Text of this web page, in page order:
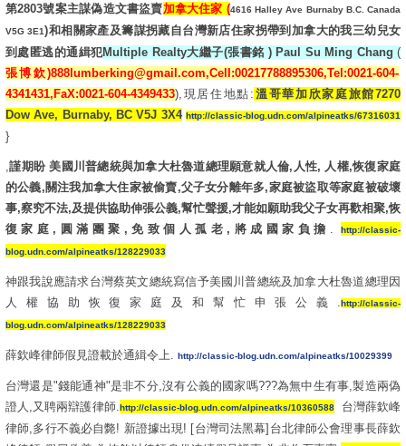
第2803號案主謀偽造文書盜賣加拿大住家 (4616 Halley Ave Burnaby B.C. Canada
V5G 3E1 )和相關家產及籌謀拐藏自台灣新店住家拐帶到加拿大的我三幼兒女
到處匿逃的通緝犯Multiple Realty大繼子(張書銘 ) Paul Su Ming Chang (
張博欽)888lumberking@gmail.com,Cell:00217788895306,Tel:0021-604-
4341431,FaX:0021-604-4349433),現居住地點: 溫哥華加欣家庭旅館7270
Dow Ave, Burnaby, BC V5J 3X4 http://classic-blog.udn.com/alpineatks/67316031
}
謹期盼 美國川普總統與加拿大杜魯道總理願意就人倫,人性, 人權,恢復家庭
的公義,關注我加拿大住家被偷賣,父子女分離年多,家庭被盜取等家庭被破壞
事,察究不法,及提供協助伸張公義,幫忙聲援,才能如願助我父子女再歡相聚,恢
復家庭,圓滿團聚,免 致個人孤老 ,將 成國家負擔 .http://classic-
blog.udn.com/alpineatks/128229033
神跟我說應請求台灣蔡英文總統寫信予美國川普總統及加拿大杜魯道總理因
人權協助恢復家庭及和幫忙申張公義.
http://classic-
blog.udn.com/alpineatks/128229033
薛欽峰律師假見證載於通緝令上. http://classic-blog.udn.com/alpineatks/10029399
台灣還是"錢能通神"是非不分,沒有公義的國家嗎???為無中生有事,製造兩偽
證人,又聘兩辯護律師. http://classic-blog.udn.com/alpineatks/10360588台灣薛欽峰
律師,多行不義必自斃! 新證據出現! [台灣司法黑幕]台北律師公會理事長薛欽